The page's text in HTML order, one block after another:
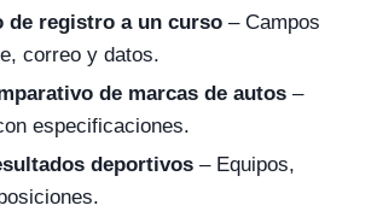
de registro a un curso – Campos
correo y datos.
de marcas de autos –
especificaciones.
deportivos – Equipos,